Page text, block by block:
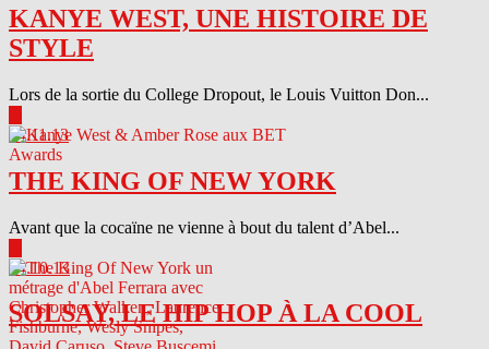
KANYE WEST, UNE HISTOIRE DE
STYLE
Lors de la sortie du College Dropout, le Louis Vuitton Don...
04.11.13
THE KING OF NEW YORK
Avant que la cocaïne ne vienne à bout du talent d’Abel...
04.10.13
SOLSAY, LE HIP HOP À LA COOL